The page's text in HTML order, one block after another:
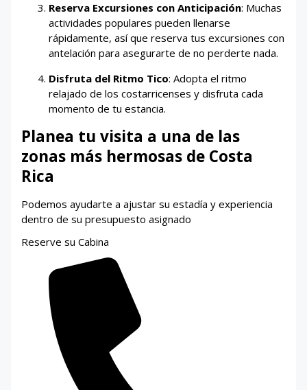
Reserva Excursiones con Anticipación: Muchas
actividades populares pueden llenarse
rápidamente, así que reserva tus excursiones con
antelación para asegurarte de no perderte nada.
Disfruta del Ritmo Tico: Adopta el ritmo
relajado de los costarricenses y disfruta cada
momento de tu estancia.
Planea tu visita a una de las
zonas más hermosas de Costa
Rica
Podemos ayudarte a ajustar su estadía y experiencia
dentro de su presupuesto asignado
Reserve su Cabina